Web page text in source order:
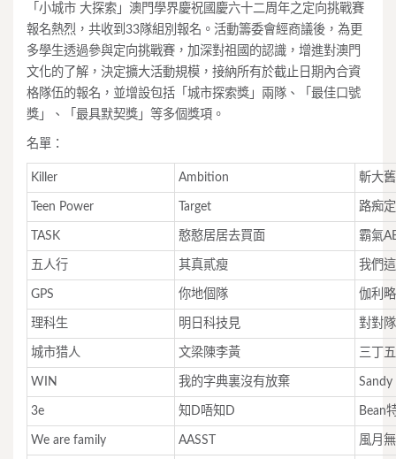
「小城市 大探索」澳門學界慶祝國慶六十二周年之定向挑戰賽
報名熱烈，共收到33隊組別報名。活動籌委會經商議後，為更
多學生透過參與定向挑戰賽，加深對祖國的認識，增進對澳門
文化的了解，決定擴大活動規模，接納所有於截止日期內合資
格隊伍的報名，並增設包括「城市探索獎」兩隊、「最佳口號
獎」、「最具默契獎」等多個獎項。
名單：
Killer Ambition 斬大
Teen Power Target 路痴
TASK 憨憨居居去買面 霸氣
五人行 其真貳瘦 我們
GPS 你地個隊 伽利略
理科生 明日科技見 對對隊
城市猎人 文梁陳李黃 三丁
WIN 我的字典裏沒有放棄 Sandy
3e 知D唔知D Bean
We are family AASST 風月